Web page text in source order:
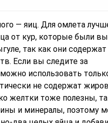
— яиц. Для омлета
от кур, которые были
так как они
Если вы следите за
использовать
не содержат
желтки тоже полезны,
и минералы, поэтому